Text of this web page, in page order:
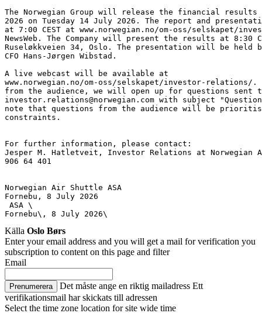
The Norwegian Group will release the financial
2026 on Tuesday 14 July 2026. The report and
at 7:00 CEST at www.norwegian.no/om-oss/selskapet/
NewsWeb. The Company will present the results at 8:30
Ruseløkkveien 34, Oslo. The presentation will be held
CFO Hans-Jørgen Wibstad.
A live webcast will be available at
www.norwegian.no/om-oss/selskapet/investor-
from the audience, we will open up for questions sent
investor.relations@norwegian.com with subject
note that questions from the audience will be
constraints.
For further information, please contact:
Jesper M. Hatletveit, Investor Relations at Norwegian
906 64 401
Norwegian Air Shuttle ASA
Fornebu, 8 July 2026
ASA \
Fornebu\, 8 July 2026\
Källa Oslo Børs
Enter your email address and you will get a mail for verification you
subscription to content on this page and filter
Email
Prenumerera Det måste ange en riktig mailadress Ett
verifikationsmail har skickats till adressen
Select the time zone location for site wide time